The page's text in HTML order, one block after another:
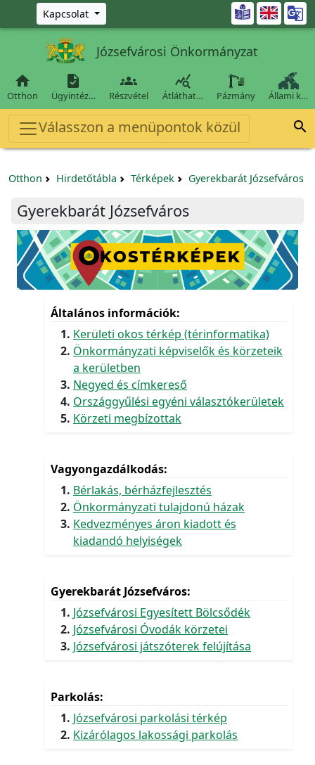
Ugrás a fő tartalomra
Kapcsolat 
Józsefvárosi Önkormányzat

Otthon

Ügyintéz…

Részvétel

Átláthat… Pázmány Állami k…
Válasszon a menüpontok közül 
Otthon Hirdetőtábla Térképek Gyerekbarát Józsefváros
Gyerekbarát Józsefváros
Általános információk
Kerületi okos térkép (térinformatika)
Önkormányzati képviselők és körzeteik
a kerületben
Negyed és címkereső
Országgyűlési egyéni választókerületek
Körzeti megbízottak
Vagyongazdálkodás
Bérlakás, bérházfejlesztés
Önkormányzati tulajdonú házak
Kedvezményes áron kiadott és
kiadandó helyiségek
Gyerekbarát Józsefváros
Józsefvárosi Egyesített Bölcsődék
Józsefvárosi Óvodák körzetei
Józsefvárosi játszóterek felújítása
Parkolás
Józsefvárosi parkolási térkép
Kizárólagos lakossági parkolás